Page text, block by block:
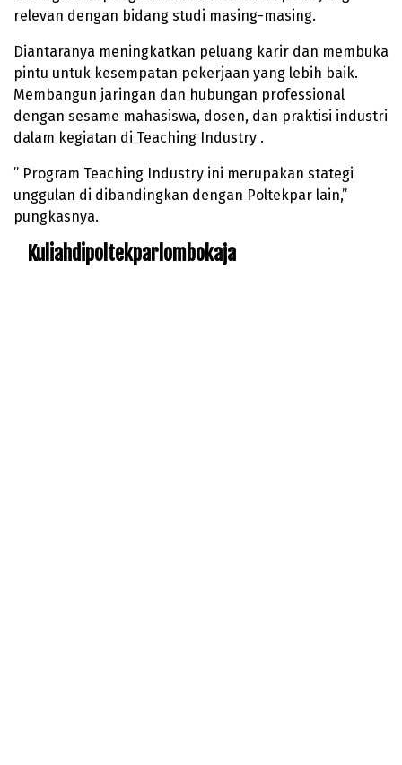
relevan dengan bidang studi masing-masing.
Diantaranya meningkatkan peluang karir dan membuka
pintu untuk kesempatan pekerjaan yang lebih baik.
Membangun jaringan dan hubungan professional
dengan sesame mahasiswa, dosen, dan praktisi industri
dalam kegiatan di Teaching Industry .
” Program Teaching Industry ini merupakan stategi
unggulan di dibandingkan dengan Poltekpar lain,”
pungkasnya.
Kuliahdipoltekparlombokaja